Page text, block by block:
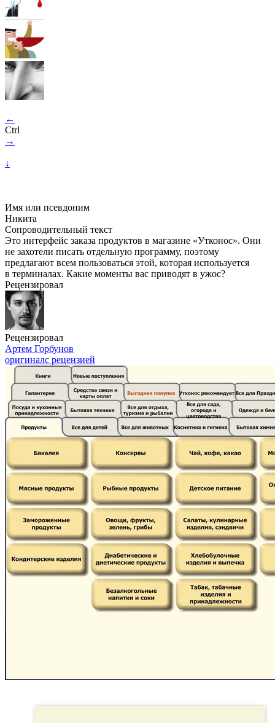
←
Ctrl
→
↓
Имя или псевдоним
Никита
Сопроводительный текст
Это интерфейс заказа продуктов в магазине «Утконос». Они
не захотели писать отдельную программу, поэтому
предлагают всем пользоваться этой, которая используется
в терминалах. Какие моменты вас приводят в ужос?
Рецензировал
Рецензировал
Артем Горбунов
оригиналс рецензией